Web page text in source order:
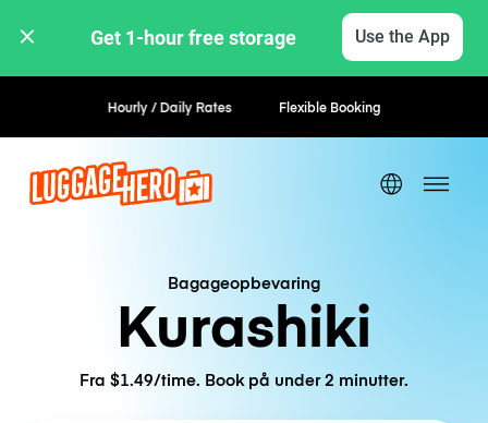
Get 1-hour free storage Use the App
Hourly / Daily Rates Flexible Booking
Bagageopbevaring
Kurashiki
Fra $1.49/time. Book på under 2 minutter.